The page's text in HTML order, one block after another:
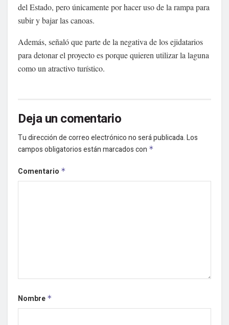
del Estado, pero únicamente por hacer uso de la rampa para
subir y bajar las canoas.
Además, señaló que parte de la negativa de los ejidatarios
para detonar el proyecto es porque quieren utilizar la laguna
como un atractivo turístico.
Deja un comentario
Tu dirección de correo electrónico no será publicada.Los
campos obligatorios están marcados con *
Comentario *
Nombre *